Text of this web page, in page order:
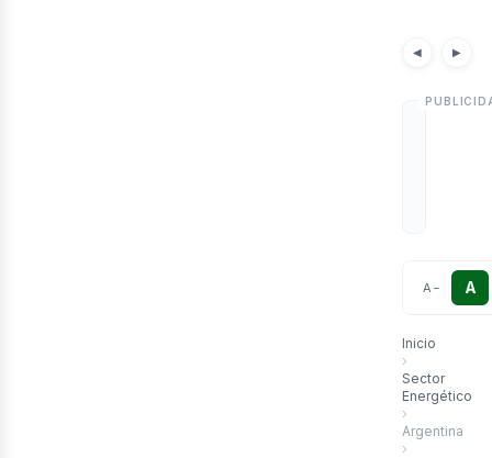
◀
Artículos ▶
A − A
Inicio
›
Sector
Energético
›
Argentina
›